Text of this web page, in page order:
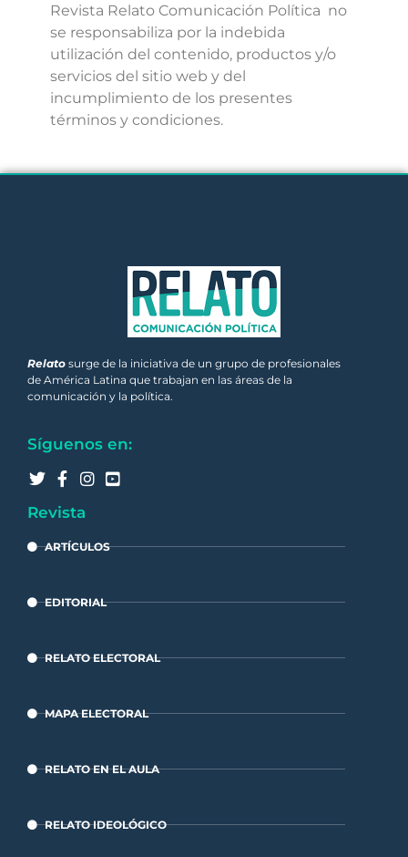
Revista Relato Comunicación Política no
se responsabiliza por la indebida
utilización del contenido, productos y/o
servicios del sitio web y del
incumplimiento de los presentes
términos y condiciones.
Relato surge de la iniciativa de un grupo de profesionales
de América Latina que trabajan en las áreas de la
comunicación y la política.
Síguenos en:
Revista
ARTÍCULOS
EDITORIAL
RELATO ELECTORAL
MAPA ELECTORAL
RELATO EN EL AULA
RELATO IDEOLÓGICO